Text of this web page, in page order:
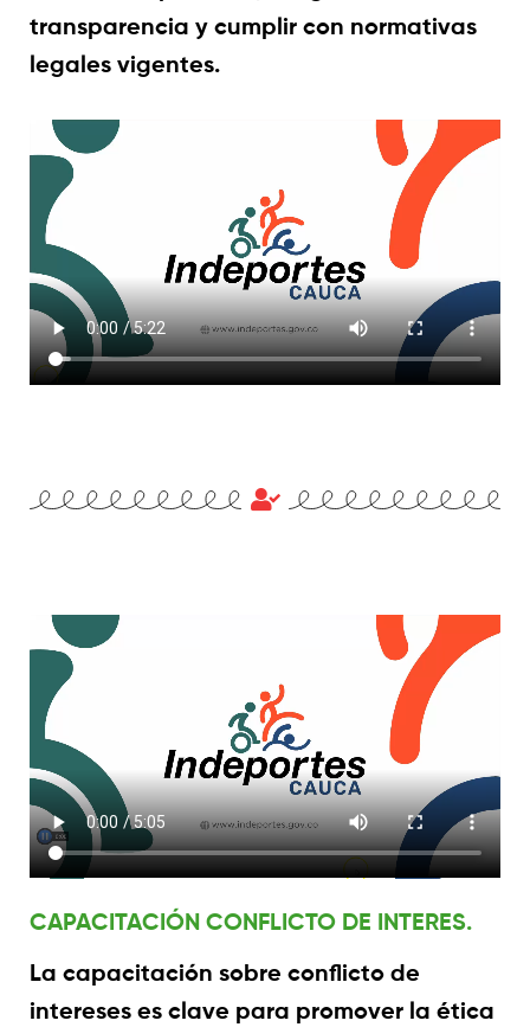
transparencia y cumplir con normativas
legales vigentes.
CAPACITACIÓN CONFLICTO DE INTERES.
La capacitación sobre conflicto de
intereses es clave para promover la ética